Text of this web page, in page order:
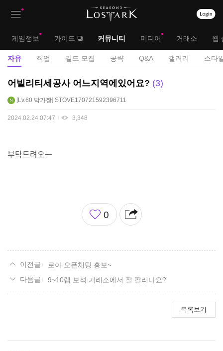
대
메
뉴
게임정보 가이드 커뮤니티 미디어 거래소 웹
서
자유 직업 길드 모집 공략 Q&A 갤러리 스타
자
게
어빌리티세공사 어느지역에있어요? 3
Lv.60 박가짱 STOVE170721592396711
2024.02.24 07:47 3,348
부탁드려오ㅡ
좋
아
0
로아 오픈채팅 홍보~
9~10렙 보석 거래소에서 잘 팔리나요?
목록보기